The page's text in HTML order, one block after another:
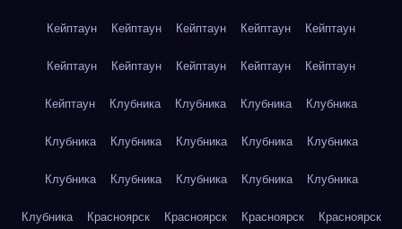
Кейптаун Кейптаун Кейптаун Кейптаун Кейптаун
Кейптаун Кейптаун Кейптаун Кейптаун Кейптаун
Кейптаун Клубника Клубника Клубника Клубника
Клубника Клубника Клубника Клубника Клубника
Клубника Клубника Клубника Клубника Клубника
Клубника Красноярск Красноярск Красноярск Красноярск